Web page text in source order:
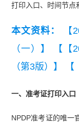
打印入口、时间节点
本文资料：
（一）】
【
（第3版）】
一、准考证打印入口
NPDP准考证的唯一